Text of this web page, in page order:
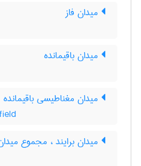
میدان فاز
میدان باقیمانده
میدان مغناطیسی باقیمانده
میدان برایند ، مجموع